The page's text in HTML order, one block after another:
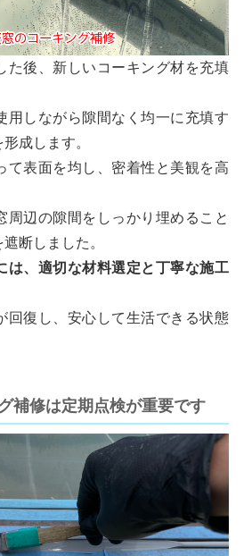
た後、新しいコーキング材を充填
用しながら隙間なく均一に充填す
成します。
て表面を均し、密着性と美観を高
周辺の隙間をしっかり埋めること
断しました。
は、適切な材料選定と丁寧な施工
回復し、安心して生活できる状態
補修は定期点検が重要です